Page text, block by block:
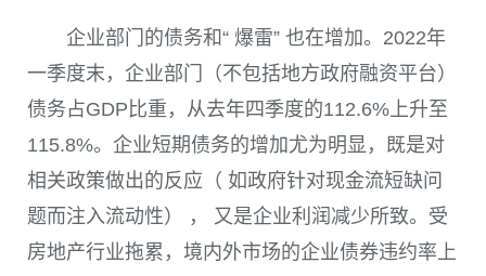
企业部门的债务和“ 爆雷” 也在增加。 2022年
一季度末，企业部门（不包括地方政府融资平台）
债务占GDP 比重，从去年四季度的112.6% 上升至
115.8%。企业短期债务的增加尤为明显，既是对
相关政策做出的反应（ 如政府针对现金流短缺问
题而注入流动性） ， 又是企业利润减少所致。受
房地产行业拖累，境内外市场的企业债券违约率上